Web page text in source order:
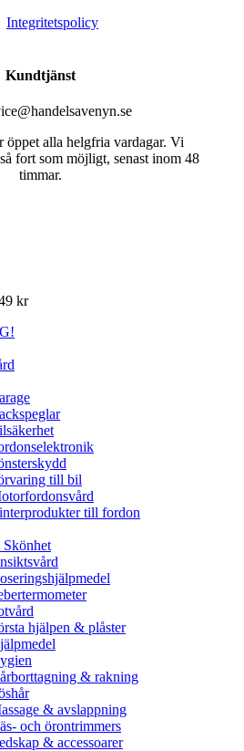
Integritetspolicy
Kundtjänst
öppet alla helgfria vardagar. Vi
fort som möjligt, senast inom 48
timmar.
kr
till bil
till fordon
hjälpen & plåster
& rakning
& avslappning
och örontrimmers
& accessoarer